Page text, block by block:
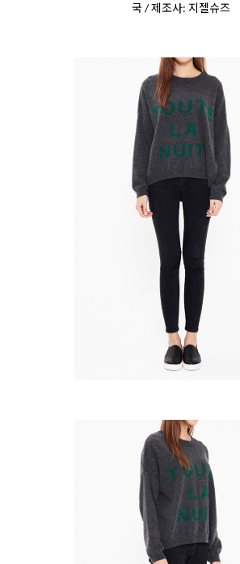
국 / 제조사: 지젤슈즈